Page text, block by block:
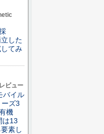
した
てみ
ビュー
バイル
ズ3
機
は13
素し